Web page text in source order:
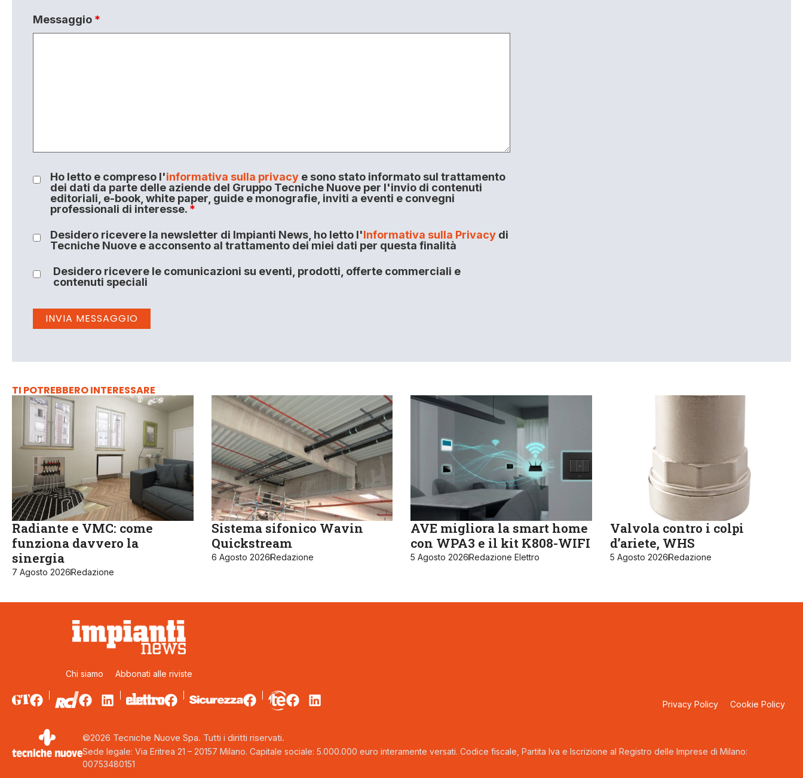
Messaggio *
Ho letto e compreso l'informativa sulla privacye sono stato informato sul trattamento
dei dati da parte delle aziende del Gruppo Tecniche Nuove per l'invio di contenuti
editoriali, e-book, white paper, guide e monografie, inviti a eventi e convegni
professionali di interesse. *
Desidero ricevere la newsletter di Impianti News, ho letto l'Informativa sulla Privacydi
Tecniche Nuove e acconsento al trattamento dei miei dati per questa finalità
Desidero ricevere le comunicazioni su eventi, prodotti, offerte commerciali e
contenuti speciali
TI POTREBBERO INTERESSARE
Radiante e VMC: come
funziona davvero la
sinergia
7 Agosto 2026Redazione
Sistema sifonico Wavin
Quickstream
6 Agosto 2026Redazione
AVE migliora la smart home
con WPA3 e il kit K808-WIFI
5 Agosto 2026Redazione Elettro
Valvola contro i colpi
d’ariete, WHS
5 Agosto 2026Redazione
Chi siamo Abbonati alle riviste
Privacy Policy Cookie Policy
©2026 Tecniche Nuove Spa. Tutti i diritti riservati.
Sede legale: Via Eritrea 21 – 20157 Milano. Capitale sociale: 5.000.000 euro interamente versati. Codice fiscale, Partita Iva e Iscrizione al Registro delle Imprese di Milano:
00753480151